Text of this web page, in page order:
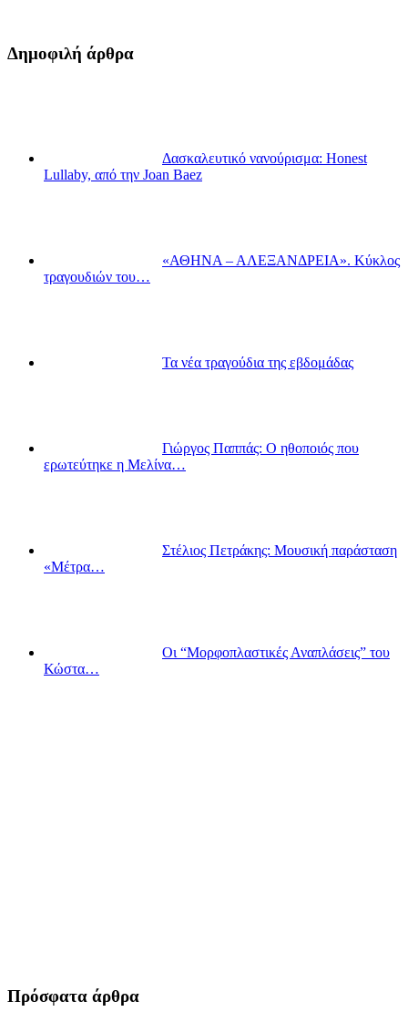
Δημοφιλή άρθρα
Δασκαλευτικό νανούρισμα: Honest
Lullaby, από την Joan Baez
«ΑΘΗΝΑ – ΑΛΕΞΑΝΔΡΕΙΑ». Κύκλος
τραγουδιών του…
Τα νέα τραγούδια της εβδομάδας
Γιώργος Παππάς: Ο ηθοποιός που
ερωτεύτηκε η Μελίνα…
Στέλιος Πετράκης: Μουσική παράσταση
«Μέτρα…
Οι “Μορφοπλαστικές Αναπλάσεις” του
Κώστα…
Πρόσφατα άρθρα